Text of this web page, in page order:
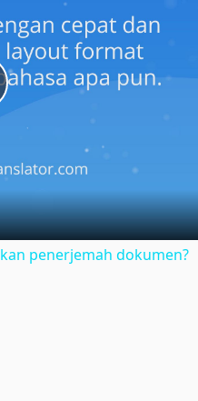
penerjemah dokumen?